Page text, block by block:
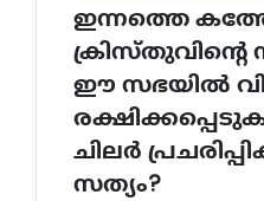
ഇന്നത്തെ
ക്രിസ്തുവിന്റെ
ഈ സഭയിൽ
ചിലർ
സത്യം?